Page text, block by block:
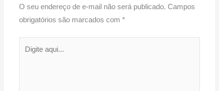
O seu endereço de e-mail não será publicado. Campos
obrigatórios são marcados com*